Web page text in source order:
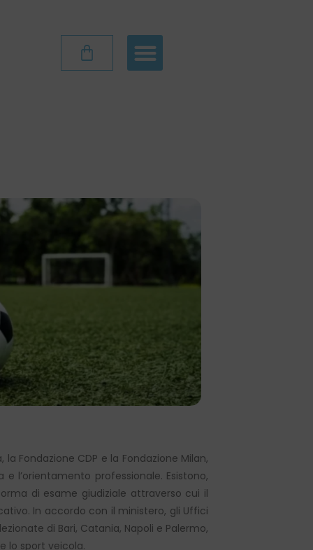
Fondazione CDP e la Fondazione Milan,
l’orientamento professionale. Esistono,
di esame giudiziale attraverso cui il
In accordo con il ministero, gli Uffici
di Bari, Catania, Napoli e Palermo,
lo sport veicola.